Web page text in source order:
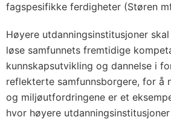
fagspesifikke ferdigheter (Støren
Høyere utdanningsinstitusjoner
løse samfunnets fremtidige
kunnskapsutvikling og dannelse i
reflekterte samfunnsborgere, for å
og miljøutfordringene er et
hvor høyere